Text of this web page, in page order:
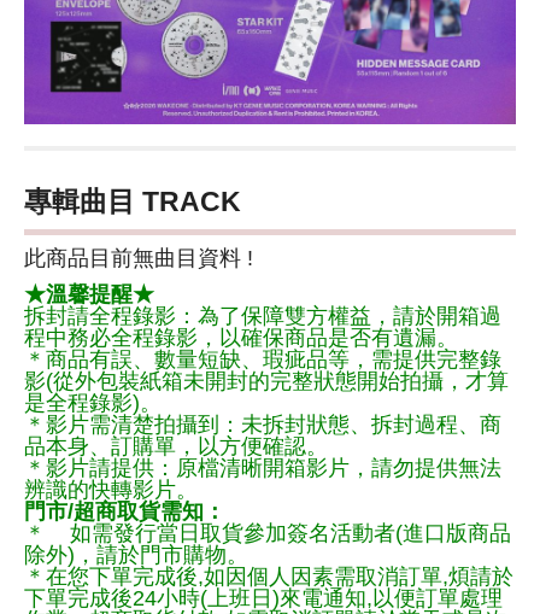
專輯曲目 TRACK
此商品目前無曲目資料 !
★溫馨提醒★
拆封請全程錄影：為了保障雙方權益，請於開箱過
程中務必全程錄影，以確保商品是否有遺漏。
＊商品有誤、數量短缺、瑕疵品等，需提供完整錄
影(從外包裝紙箱未開封的完整狀態開始拍攝，才算
是全程錄影)。
＊影片需清楚拍攝到：未拆封狀態、拆封過程、商
品本身、訂購單，以方便確認。
＊影片請提供：原檔清晰開箱影片，請勿提供無法
辨識的快轉影片。
門市/超商取貨需知：
＊ 如需發行當日取貨參加簽名活動者(進口版商品
除外)，請於門市購物。
＊在您下單完成後,如因個人因素需取消訂單,煩請於
下單完成後24小時(上班日)來電通知,以便訂單處理